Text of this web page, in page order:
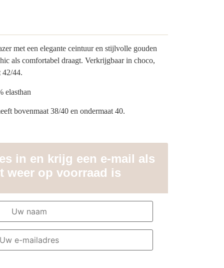
met een elegante ceintuur en stijlvolle gouden
als comfortabel draagt. Verkrijgbaar in choco,
42/44.
elasthan
bovenmaat 38/40 en ondermaat 40.
in en krijg een e-mail als
weer op voorraad is